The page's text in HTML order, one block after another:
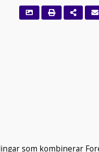
som kombinerar